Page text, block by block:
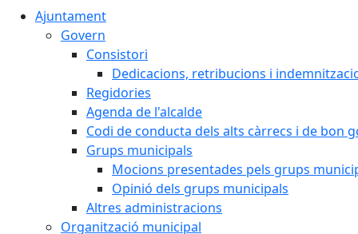
Ajuntament
Govern
Consistori
Dedicacions, retribucions i
Regidories
Agenda de l'alcalde
Codi de conducta dels alts càrrecs i de bon
Grups municipals
Mocions presentades pels grups
Opinió dels grups municipals
Altres administracions
Organització municipal